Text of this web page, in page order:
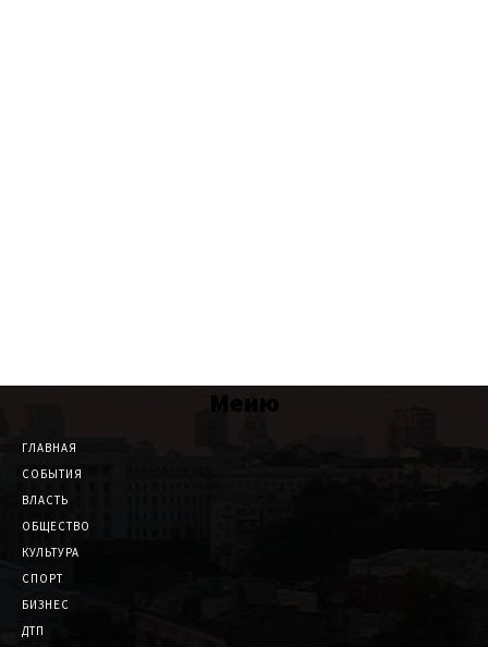
Меню
ГЛАВНАЯ
СОБЫТИЯ
ВЛАСТЬ
ОБЩЕСТВО
КУЛЬТУРА
СПОРТ
БИЗНЕС
ДТП